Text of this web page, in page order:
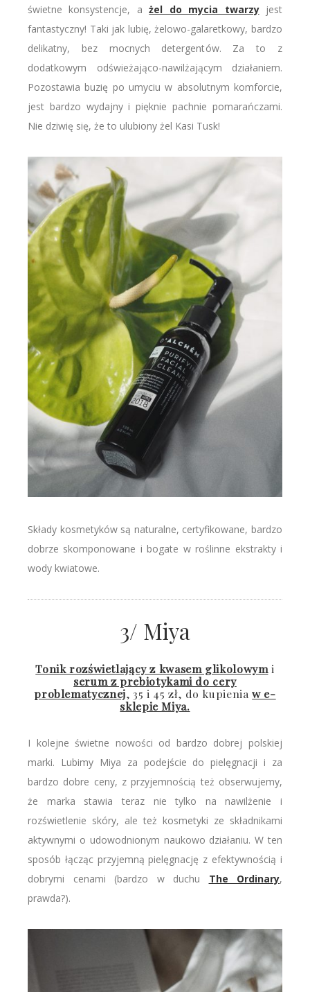
świetne konsystencje, ażel do mycia twarzyjest
fantastyczny! Taki jak lubię, żelowo-galaretkowy, bardzo
delikatny, bez mocnych detergentów. Za to z
dodatkowym odświeżająco-nawilżającym działaniem.
Pozostawia buzię po umyciu w absolutnym komforcie,
jest bardzo wydajny i pięknie pachnie pomarańczami.
Nie dziwię się, że to ulubiony żel Kasi Tusk!
Składy kosmetyków są naturalne, certyfikowane, bardzo
dobrze skomponowane i bogate w roślinne ekstrakty i
wody kwiatowe.
3/ Miya
Tonik rozświetlający z kwasem glikolowym i
serum z prebiotykami do cery
problematycznej, 35 i 45 zł, do kupienia w e-
sklepie Miya.
I kolejne świetne nowości od bardzo dobrej polskiej
marki. Lubimy Miya za podejście do pielęgnacji i za
bardzo dobre ceny, z przyjemnością też obserwujemy,
że marka stawia teraz nie tylko na nawilżenie i
rozświetlenie skóry, ale też kosmetyki ze składnikami
aktywnymi o udowodnionym naukowo działaniu. W ten
sposób łącząc przyjemną pielęgnację z efektywnością i
dobrymi cenami (bardzo w duchu The Ordinary,
prawda?).